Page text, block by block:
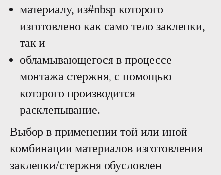
материалу, из#nbsp которого
изготовлено как само тело заклепки,
так и
обламывающегося в процессе
монтажа стержня, с помощью
которого производится
расклепывание.
Выбор в применении той или иной
комбинации материалов изготовления
заклепки/стержня обусловлен